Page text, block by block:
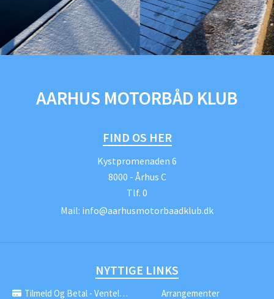
AARHUS MOTORBÅD KLUB
FIND OS HER
Kystpromenaden 6
8000 - Århus C
Tlf. 0
Mail: info@aarhusmotorbaadklub.dk
NYTTIGE LINKS
Tilmeld Og Betal - Venteliste
Arrangementer